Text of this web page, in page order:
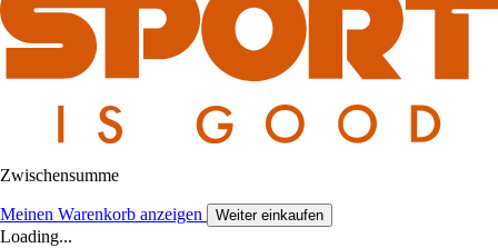
Zwischensumme
Meinen Warenkorb anzeigen Weiter einkaufen
Loading...